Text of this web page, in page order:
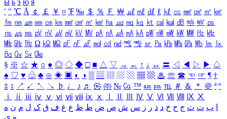
ы ь э ю я
′ ″ ℃ Å ￠ ￡ ￥ ¤ ℉ ‰ ＄ ％ Ｆ ￦ ㎕ ㎖ ㎗ ℓ ㎘ ㏄ ㎣ ㎤ ㎥ ㎦
㎙ ㎚ ㎛ ㎜ ㎝ ㎞ ㎟ ㎠ ㎡ ㎢ ㏊ ㎍ ㎎ ㎏ ㏏ ㎈ ㎉ ㏈ ㎧ ㎨ ㎰
㎱ ㎲ ㎳ ㎴ ㎵ ㎶ ㎷ ㎸ ㎹ ㎀ ㎁ ㎂ ㎃ ㎄ ㎺ ㎻ ㎽ ㎾ ㎿ ㎐ ㎑
㎒ ㎓ ㎔ Ω ㏀ ㏁ ㎊ ㎋ ㎌ ㏖ ㏅ ㎭ ㎮ ㎯ ㏛ ㎩ ㎪ ㎫ ㎬ ㏝ ㏐
㏓
㏃ ㏉ ㏜ ㏆
§ ※ ☆ ★ ○ ● ◎ ◇ ◆ □ ■ △ ▽ → ← ↑ ↓ ↔ 〓 ◁ ◀ ▷ ▶ ♤
♠ ♡ ♥ ♧ ♣ ⊙ ◈ ▣ ◐ ◑ ▒ ▤ ▨ ▧ ▦ ▩ ♨ ☏ ☎ ☜ ☞ ¶ †
‡ ↕ ↗ ↙ ↖ ↘ ♭ ♩ ♪ ♬ ㉿ ㈜ № ㏇ ™ ㏂ ㏘ ℡ ＃ ＆ ＊ ＠ ª º
ⅰ
ⅱ ⅲ ⅳ ⅴ ⅵ ⅶ ⅷ ⅸ ⅹ Ⅳ Ⅴ Ⅵ Ⅶ Ⅷ Ⅸ Ⅹ
ب ت ث ج ح خ د ذ ر ز س ش ص ض ط ظ ع غ ف ق ک ل م ن ه
و ی